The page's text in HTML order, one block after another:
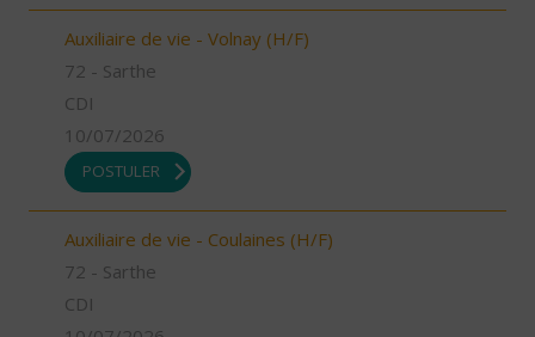
Auxiliaire de vie - Volnay (H/F)
72 - Sarthe
CDI
10/07/2026
POSTULER
Auxiliaire de vie - Coulaines (H/F)
72 - Sarthe
CDI